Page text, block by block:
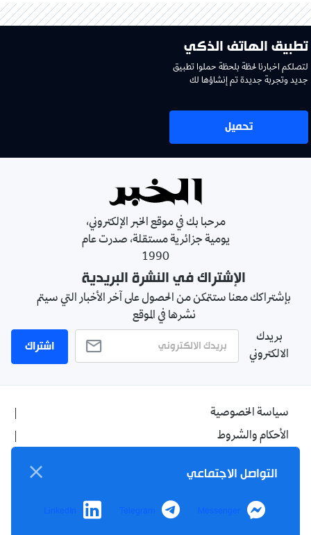
تطبيق الهاتف الذكي
لتصلكم اخبارنا لحظة بلحظة حملوا تطبيق
جديد وتجربة جديدة تم إنشاؤها لك
تحميل
مرحبا بك في موقع الخبر الإلكتروني،
يومية جزائرية مستقلة، صدرت عام
1990
الإشتراك في النشرة البريدية
بإشتراكك معنا ستتمكن من الحصول على آخر الأخبار التي سيتم
نشرها في الموقع
بريدك
الالكتروني
اشتراك
سياسة الخصوصية
الأحكام والشروط
اتصل بنا
من نحن
التواصل الاجتماعي
Messenger
Telegram
LinkedIn